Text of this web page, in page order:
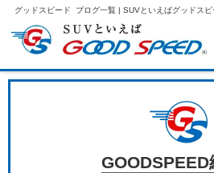
グッドスピード ブログ一覧 | SUVといえばグッドス
GOODSPEED